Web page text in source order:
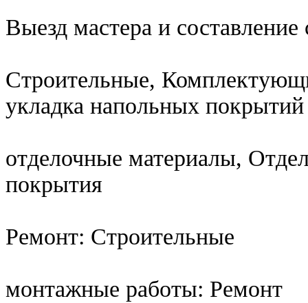
Выезд мастера и
Строительные,
укладка напольных покрытий
отделочные материалы,
покрытия
Ремонт: Строительные
монтажные работы: Ремонт